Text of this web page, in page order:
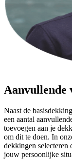
Aanvullende
Naast de
een aantal
toevoegen aan je
om dit te doen. In
dekkingen selecteren
jouw persoonlijke